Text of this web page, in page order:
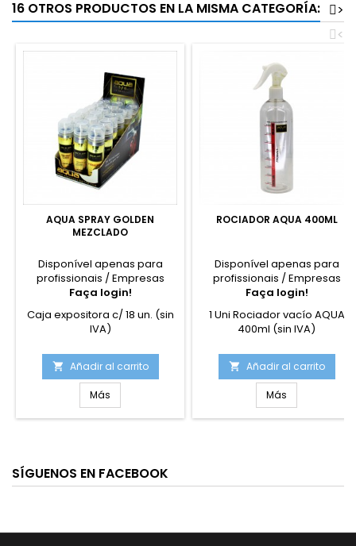
16 OTROS PRODUCTOS EN LA MISMA CATEGORÍA:
>
<
AQUA SPRAY GOLDEN
MEZCLADO
Disponível apenas para
profissionais / Empresas
Faça login!
Caja expositora c/ 18 un. (sin
IVA)
 Añadir al carrito
Más
ROCIADOR AQUA 400ML
Disponível apenas para
profissionais / Empresas
Faça login!
1 Uni Rociador vacío AQUA
400ml (sin IVA)
 Añadir al carrito
Más
SÍGUENOS EN FACEBOOK